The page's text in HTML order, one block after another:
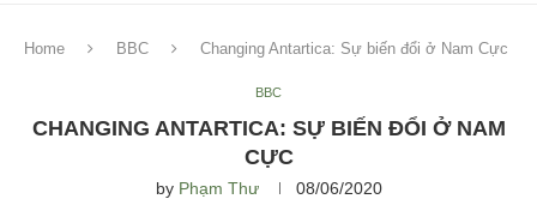
Home BBC Changing Antartica: Sự biến đổi ở Nam Cực
BBC
CHANGING ANTARTICA: SỰ BIẾN ĐỔI Ở NAM
CỰC
by Phạm Thư 08/06/2020